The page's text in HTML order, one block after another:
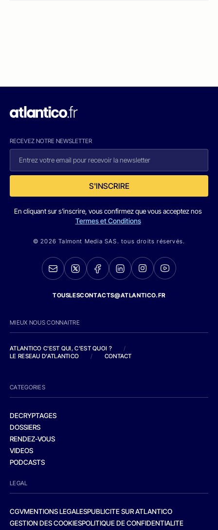
RECEVEZ NOTRE NEWSLETTER
S'INSCRIRE
En cliquant sur s'inscrire, vous confirmez que vous acceptez nos
Termes et Conditions
© 2026 Talmont Media SAS. tous droits réservés.
TOUSLESCONTACTS@ATLANTICO.FR
MIEUX NOUS CONNAITRE
ATLANTICO C'EST QUI, C'EST QUOI ?
/
LE RESEAU D'ATLANTICO
/ CONTACT
CATEGORIES
DECRYPTAGES
DOSSIERS
RENDEZ-VOUS
VIDEOS
PODCASTS
LEGAL
CGVMENTIONS LEGALESPUBLICITE SUR ATLANTICO
GESTION DES COOKIESPOLITIQUE DE CONFIDENTIALITE